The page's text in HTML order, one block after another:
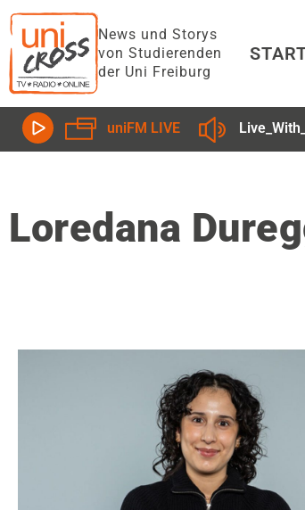
News und Storys
von Studierenden
der Uni Freiburg
uniFM LIVE
Loredana